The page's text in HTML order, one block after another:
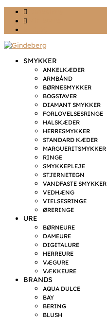
SMYKKER
ANKELKÆDER
ARMBÅND
BØRNESMYKKER
BOGSTAVER
DIAMANT SMYKKER
FORLOVELSESRINGE
HALSKÆDER
HERRESMYKKER
STANDARD KÆDER
MARGUERITSMYKKER
RINGE
SMYKKEPLEJE
STJERNETEGN
VANDFASTE SMYKKER
VEDHÆNG
VIELSESRINGE
ØRERINGE
URE
BØRNEURE
DAMEURE
DIGITALURE
HERREURE
VÆGURE
VÆKKEURE
BRANDS
AQUA DULCE
BAY
BERING
BLUSH